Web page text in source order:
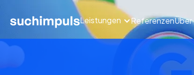
Leistungen ReferenzenÜber